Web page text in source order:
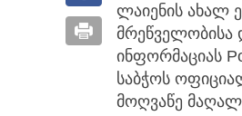
ლაიენის ახალ
მრეწველობისა
ინფორმაციას
საბჭოს
მოღვაწე